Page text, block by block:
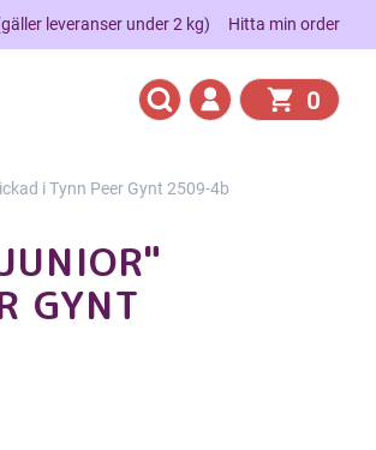
leveranser under 2 kg) Hitta min order
0
i Tynn Peer Gynt 2509-4b
GYNT